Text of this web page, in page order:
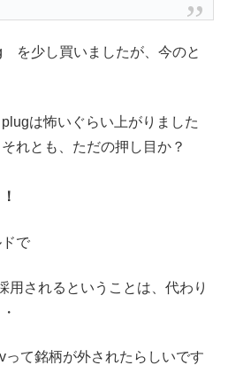
少し買いましたが、今のと
は怖いぐらい上がりました
れとも、ただの押し目か？
で
用されるということは、代わり
って銘柄が外されたらしいです